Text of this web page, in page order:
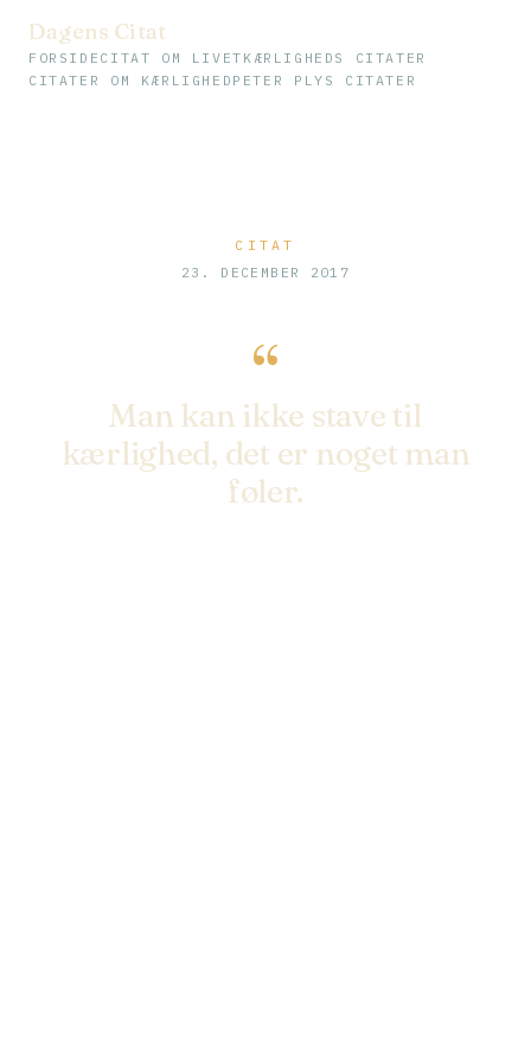
Dagens Citat
FORSIDE CITAT OM LIVET KÆRLIGHEDS CITATER
CITATER OM KÆRLIGHED PETER PLYS CITATER
CITAT
23. DECEMBER 2017
“
Man kan ikke stave til
kærlighed, det er noget man
føler.